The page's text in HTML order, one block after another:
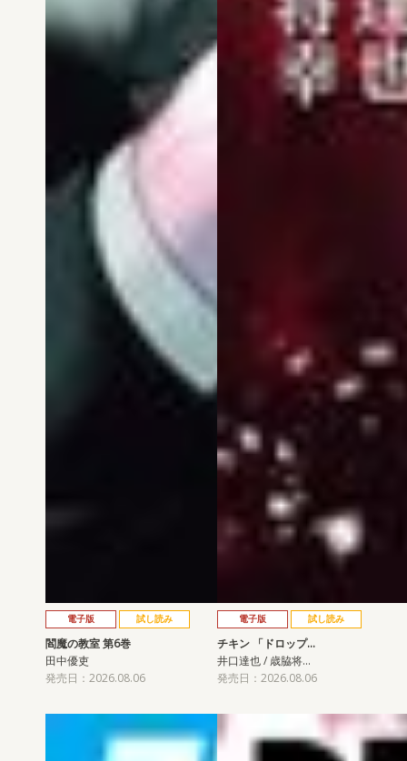
電子版 試し読み
閻魔の教室 第6巻
田中優吏
発売日：2026.08.06
電子版 試し読み
チキン 「ドロップ…
井口達也 / 歳脇将…
発売日：2026.08.06